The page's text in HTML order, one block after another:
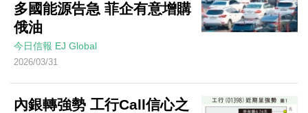
多國能源告急 菲企有意增購
俄油
今日信報 EJ Global
2026/03/31
內銀轉強勢 工行Call信心之